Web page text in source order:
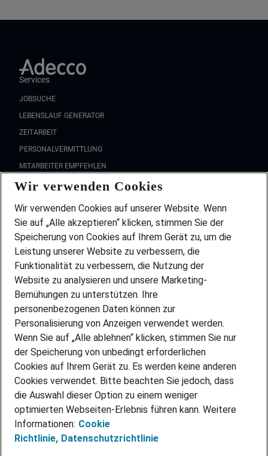
Services
JOBSUCHE
LEBENSLAUF GENERATOR
ZEITARBEIT
PERSONALVERMITTLUNG
MITARBEITER EMPFEHLEN
FAQ
Wir stellen ein!
DEINE BERUFSGRUPPE
DEINE LEBENSSITUATION
PARTNERSHIP WITH AIRBUS
INITIATIV BEWERBEN
ÜBER UNS
STANDORTE
BLOG
PRESSE
KONTAKT
@Adecco 2026
IMPRESSUM
DATENSCHUTZ
Wir verwenden Cookies
Wir verwenden Cookies auf unserer Website. Wenn
Sie auf „Alle akzeptieren“ klicken, stimmen Sie der
Speicherung von Cookies auf Ihrem Gerät zu, um die
Leistung unserer Website zu verbessern, die
Funktionalität zu verbessern, die Nutzung der
Website zu analysieren und unsere Marketing-
Bemühungen zu unterstützen. Ihre
personenbezogenen Daten können zur
Personalisierung von Anzeigen verwendet werden.
Wenn Sie auf „Alle ablehnen“ klicken, stimmen Sie nur
der Speicherung von unbedingt erforderlichen
Cookies auf Ihrem Gerät zu. Es werden keine anderen
Cookies verwendet. Bitte beachten Sie jedoch, dass
die Auswahl dieser Option zu einem weniger
optimierten Webseiten-Erlebnis führen kann. Weitere
Informationen: Cookie
Richtlinie, Datenschutzrichtlinie